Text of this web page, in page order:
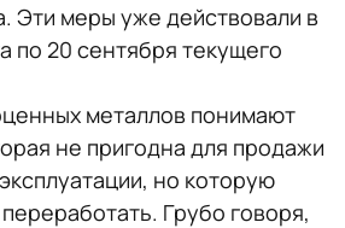
Эти меры уже действовали в
по 20 сентября текущего
металлов понимают
не пригодна для продажи
но которую
Грубо говоря,